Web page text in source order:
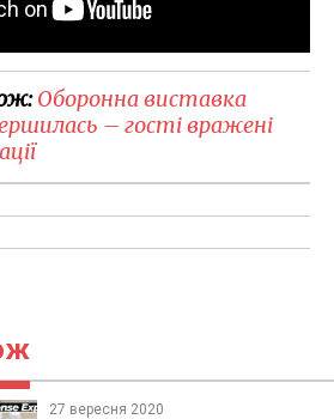
Оборонна виставка
– гості вражені
27 вересня 2020